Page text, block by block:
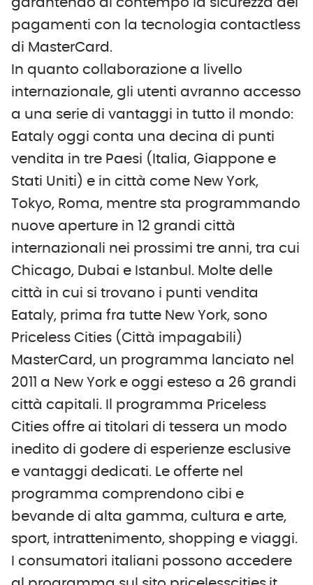
garantendo al contempo la sicurezza dei
pagamenti con la tecnologia contactless
di MasterCard.
In quanto collaborazione a livello
internazionale, gli utenti avranno accesso
a una serie di vantaggi in tutto il mondo:
Eataly oggi conta una decina di punti
vendita in tre Paesi (Italia, Giappone e
Stati Uniti) e in città come New York,
Tokyo, Roma, mentre sta programmando
nuove aperture in 12 grandi città
internazionali nei prossimi tre anni, tra cui
Chicago, Dubai e Istanbul. Molte delle
città in cui si trovano i punti vendita
Eataly, prima fra tutte New York, sono
Priceless Cities (Città impagabili)
MasterCard, un programma lanciato nel
2011 a New York e oggi esteso a 26 grandi
città capitali. Il programma Priceless
Cities offre ai titolari di tessera un modo
inedito di godere di esperienze esclusive
e vantaggi dedicati. Le offerte nel
programma comprendono cibi e
bevande di alta gamma, cultura e arte,
sport, intrattenimento, shopping e viaggi.
I consumatori italiani possono accedere